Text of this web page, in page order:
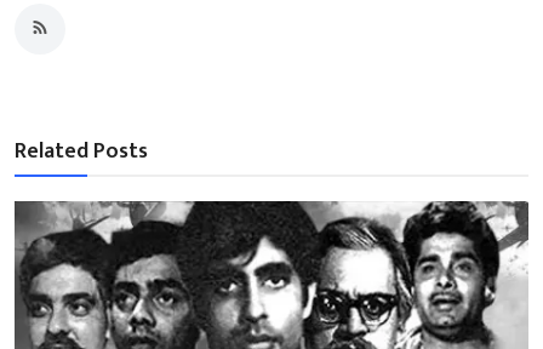
Related Posts